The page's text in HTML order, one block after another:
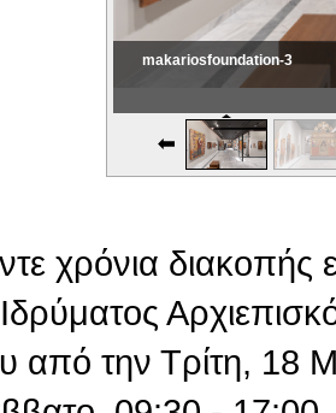
makariosfoundation-3
χρόνια διακοπής
από την Τρίτη,